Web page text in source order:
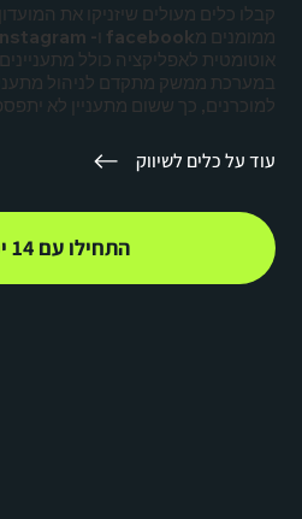
קבלו כלים מעולים שיזניקו את
אוטומטית לאפליקציה כולל
במערכת ממשק מתקדם לניהול
למוכרנים, כך ששום מתעניין לא
התחילו עם 14 ימי ניסיון
עוד על כלים לשיווק